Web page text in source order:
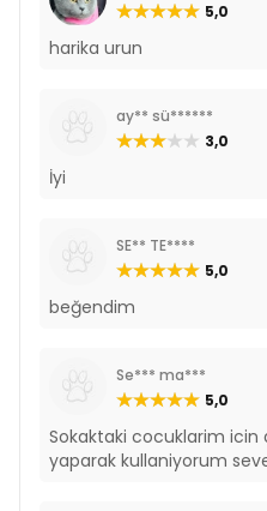
5,0
harika urun
ay** sü******
3,0
İyi
SE** TE****
5,0
beğendim
Se*** ma***
5,0
Sokaktaki cocuklarim
yaparak kullaniyorum